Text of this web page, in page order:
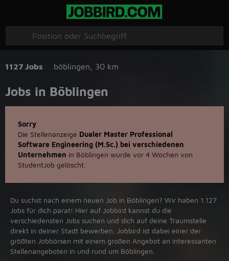
1127 Jobs böblingen 30 km
Jobs in Böblingen
Sorry
Die Stellenanzeige Dualer Master Professional
Software Engineering (M.Sc.) bei verschiedenen
Unternehmen in Böblingen wurde vor 4 Wochen von
StudentJob gelöscht.
Du suchst nach einem neuen Job in Böblingen? Wir haben 1.127
Jobs für dich parat! Hier auf Jobbird kannst du die
verschiedensten Jobs suchen und dich auf deine Traumstelle
direkt in deiner Stadt bewerben. Jobbird ist dabei einer der
größten Jobbörsen mit einem großen Angebot an interessanten
Stellenangeboten in und rund um Böblingen.